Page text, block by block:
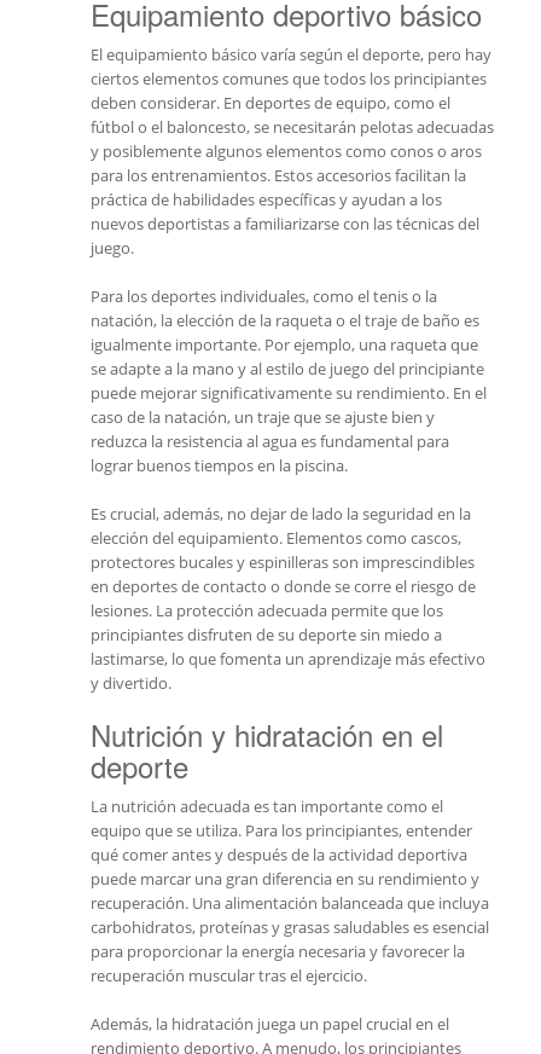
Equipamiento deportivo básico
El equipamiento básico varía según el deporte, pero hay
ciertos elementos comunes que todos los principiantes
deben considerar. En deportes de equipo, como el
fútbol o el baloncesto, se necesitarán pelotas adecuadas
y posiblemente algunos elementos como conos o aros
para los entrenamientos. Estos accesorios facilitan la
práctica de habilidades específicas y ayudan a los
nuevos deportistas a familiarizarse con las técnicas del
juego.
Para los deportes individuales, como el tenis o la
natación, la elección de la raqueta o el traje de baño es
igualmente importante. Por ejemplo, una raqueta que
se adapte a la mano y al estilo de juego del principiante
puede mejorar significativamente su rendimiento. En el
caso de la natación, un traje que se ajuste bien y
reduzca la resistencia al agua es fundamental para
lograr buenos tiempos en la piscina.
Es crucial, además, no dejar de lado la seguridad en la
elección del equipamiento. Elementos como cascos,
protectores bucales y espinilleras son imprescindibles
en deportes de contacto o donde se corre el riesgo de
lesiones. La protección adecuada permite que los
principiantes disfruten de su deporte sin miedo a
lastimarse, lo que fomenta un aprendizaje más efectivo
y divertido.
Nutrición y hidratación en el
deporte
La nutrición adecuada es tan importante como el
equipo que se utiliza. Para los principiantes, entender
qué comer antes y después de la actividad deportiva
puede marcar una gran diferencia en su rendimiento y
recuperación. Una alimentación balanceada que incluya
carbohidratos, proteínas y grasas saludables es esencial
para proporcionar la energía necesaria y favorecer la
recuperación muscular tras el ejercicio.
Además, la hidratación juega un papel crucial en el
rendimiento deportivo. A menudo, los principiantes